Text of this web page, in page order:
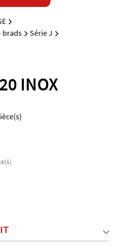
brads
Série J
INOX